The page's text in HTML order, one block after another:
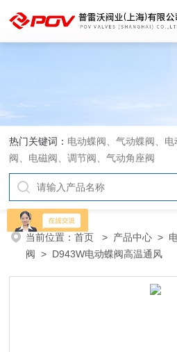
热门关键词： 电动蝶阀、气动蝶阀、
阀、电磁阀、调节阀、气动角座阀
当前位置：首页 > 产品中心 >
阀 > D943W电动蝶阀高温通风